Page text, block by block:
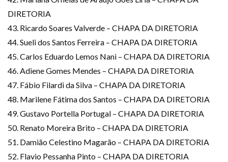
DIRETORIA
43. Ricardo Soares Valverde – CHAPA DA DIRETORIA
44. Sueli dos Santos Ferreira – CHAPA DA DIRETORIA
45. Carlos​ Eduardo Lemos Nani – CHAPA DA DIRETORIA
46. Adiene Gomes Mendes – CHAPA DA DIRETORIA
47. Fábio Filardi da Silva – CHAPA DA DIRETORIA
48. Marilene Fátima dos Santos – CHAPA DA DIRETORIA
49. Gustavo Portella Portugal – CHAPA DA DIRETORIA
50. Renato Moreira Brito – CHAPA DA DIRETORIA
51. Damião Celestino Magarão – CHAPA DA DIRETORIA
52. Flavio Pessanha Pinto – CHAPA DA DIRETORIA